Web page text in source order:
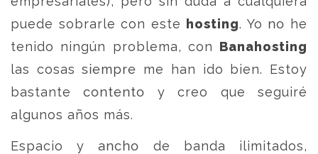
puede sobrarle con este hosting. Yo no he
tenido ningún problema, con Banahosting
las cosas siempre me han ido bien. Estoy
bastante contento y creo que seguiré
algunos años más.
Espacio y ancho de banda ilimitados,